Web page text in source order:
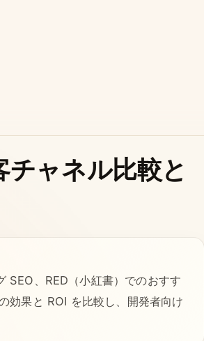
チャネル比較と
SEO、RED（小紅書）でのおすす
効果と ROI を比較し、開発者向け